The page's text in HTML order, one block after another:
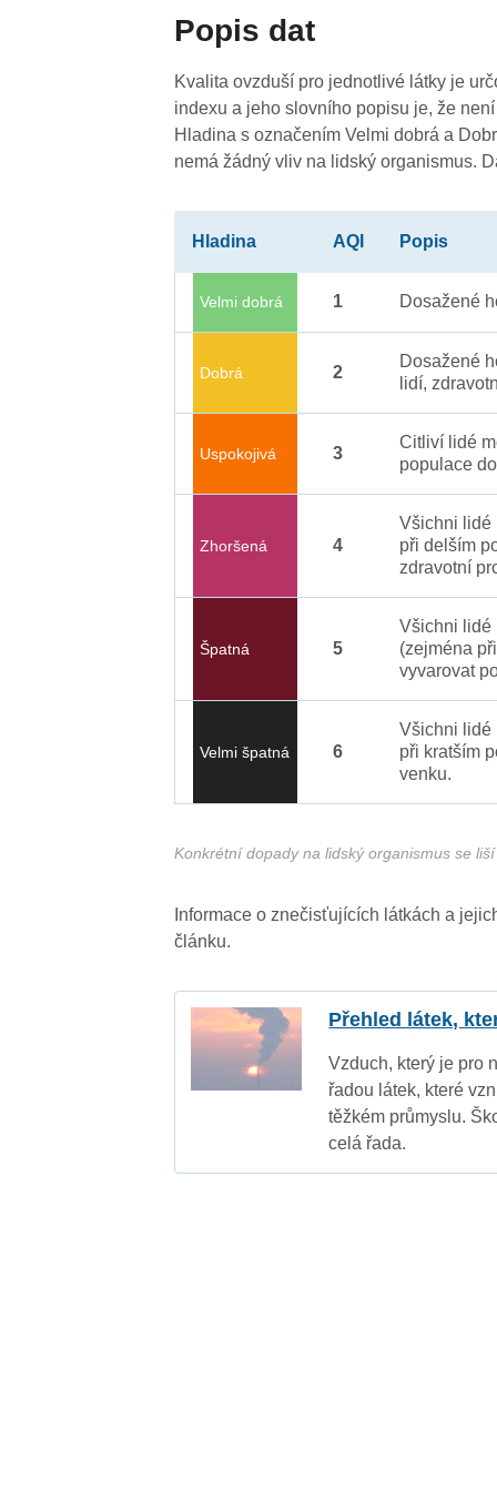
3
3
Popis dat
Kvalita ovzduší pro jednotlivé látky je
indexu a jeho slovního popisu je, že
Hladina s označením Velmi dobrá a
nemá žádný vliv na lidský organismus.
Hladina AQI Popis
Velmi dobrá 1 Dosažené
Dobrá 2
Dosažené
lidí,
Uspokojivá 3
Citliví lidé
populace
Zhoršená 4
Všichni lidé
při delším
zdravotní
Špatná 5
Všichni lidé
(zejména
vyvarovat
Velmi špatná 6
Všichni lidé
při kratším
venku.
Konkrétní dopady na lidský organismus se
Informace o znečisťujících látkách a
článku.
Přehled látek,
Vzduch, který je pro
řadou látek, které
těžkém průmyslu.
celá řada.